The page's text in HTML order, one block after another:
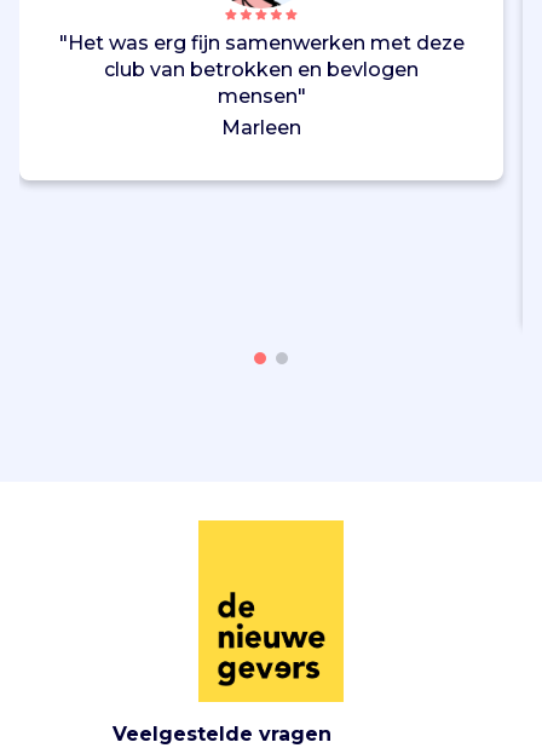
"Het was erg fijn samenwerken met deze
club van betrokken en bevlogen
mensen"
Marleen
Veelgestelde vragen